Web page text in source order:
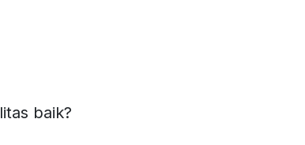
baik?